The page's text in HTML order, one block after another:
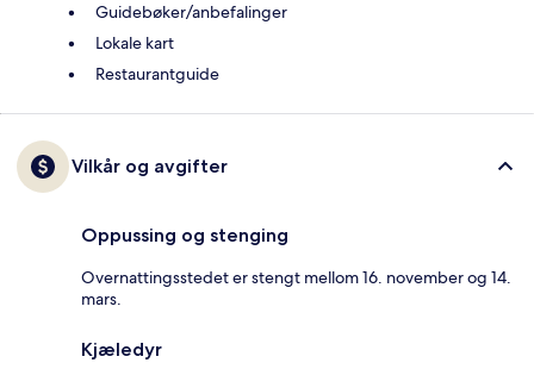
Guidebøker/anbefalinger
Lokale kart
Restaurantguide
Vilkår og avgifter
Oppussing og stenging
Overnattingsstedet er stengt mellom 16. november og 14.
mars.
Kjæledyr